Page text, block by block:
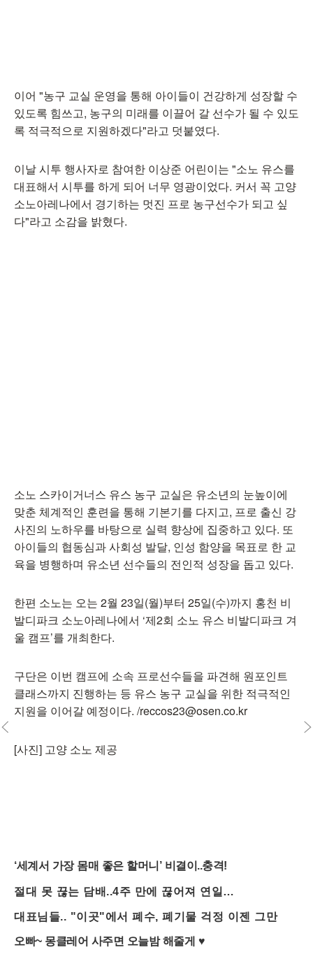
이어 "농구 교실 운영을 통해 아이들이 건강하게 성장할 수
있도록 힘쓰고, 농구의 미래를 이끌어 갈 선수가 될 수 있도
록 적극적으로 지원하겠다"라고 덧붙였다.
이날 시투 행사자로 참여한 이상준 어린이는 "소노 유스를
대표해서 시투를 하게 되어 너무 영광이었다. 커서 꼭 고양
소노아레나에서 경기하는 멋진 프로 농구선수가 되고 싶
다"라고 소감을 밝혔다.
소노 스카이거너스 유스 농구 교실은 유소년의 눈높이에
맞춘 체계적인 훈련을 통해 기본기를 다지고, 프로 출신 강
사진의 노하우를 바탕으로 실력 향상에 집중하고 있다. 또
아이들의 협동심과 사회성 발달, 인성 함양을 목표로 한 교
육을 병행하며 유소년 선수들의 전인적 성장을 돕고 있다.
한편 소노는 오는 2월 23일(월)부터 25일(수)까지 홍천 비
발디파크 소노아레나에서 ‘제2회 소노 유스 비발디파크 겨
울 캠프’를 개최한다.
구단은 이번 캠프에 소속 프로선수들을 파견해 원포인트
클래스까지 진행하는 등 유스 농구 교실을 위한 적극적인
지원을 이어갈 예정이다. /reccos23@osen.co.kr
[사진] 고양 소노 제공